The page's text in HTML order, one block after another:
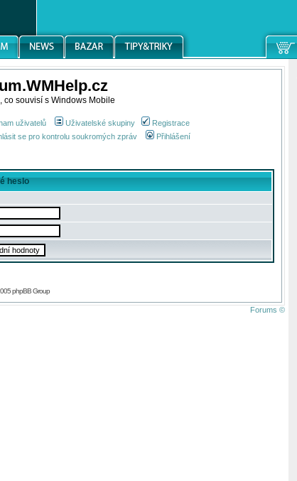
co souvisí s Windows Mobile
uživatelů Uživatelské skupiny
Registrace
se pro kontrolu soukromých zpráv Přihlášení
heslo
phpBB Group
Forums ©